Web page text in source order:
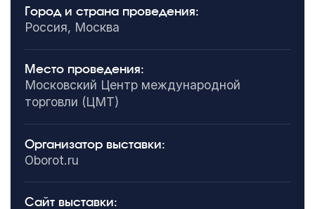
Город и страна проведения:
Россия, Москва
Место проведения:
Московский Центр международной
торговли (ЦМТ)
Организатор выставки:
Oborot.ru
Сайт выставки: